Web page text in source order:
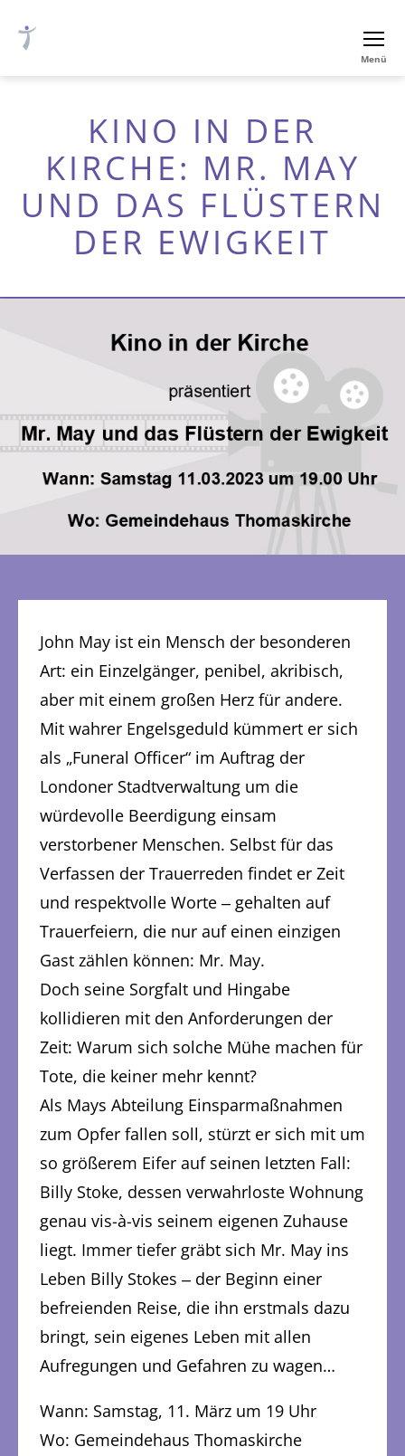
luth.
Menü
KINO IN DER
KIRCHE: MR. MAY
UND DAS FLÜSTERN
DER EWIGKEIT
John May ist ein Mensch der besonderen
Art: ein Einzelgänger, penibel, akribisch,
aber mit einem großen Herz für andere.
Mit wahrer Engelsgeduld kümmert er sich
als „Funeral Officer“ im Auftrag der
Londoner Stadtverwaltung um die
würdevolle Beerdigung einsam
verstorbener Menschen. Selbst für das
Verfassen der Trauerreden findet er Zeit
und respektvolle Worte ‒ gehalten auf
Trauerfeiern, die nur auf einen einzigen
Gast zählen können: Mr. May.
Doch seine Sorgfalt und Hingabe
kollidieren mit den Anforderungen der
Zeit: Warum sich solche Mühe machen für
Tote, die keiner mehr kennt?
Als Mays Abteilung Einsparmaßnahmen
zum Opfer fallen soll, stürzt er sich mit um
so größerem Eifer auf seinen letzten Fall:
Billy Stoke, dessen verwahrloste Wohnung
genau vis-à-vis seinem eigenen Zuhause
liegt. Immer tiefer gräbt sich Mr. May ins
Leben Billy Stokes ‒ der Beginn einer
befreienden Reise, die ihn erstmals dazu
bringt, sein eigenes Leben mit allen
Aufregungen und Gefahren zu wagen…
Wann: Samstag, 11. März um 19 Uhr
Wo: Gemeindehaus Thomaskirche